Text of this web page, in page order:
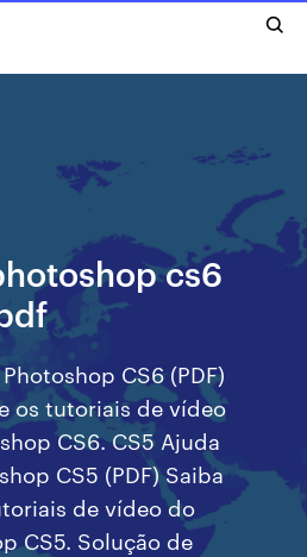
cs6
CS6 (PDF)
os tutoriais de vídeo
CS6. CS5 Ajuda
CS5 (PDF) Saiba
de vídeo do
CS5. Solução de